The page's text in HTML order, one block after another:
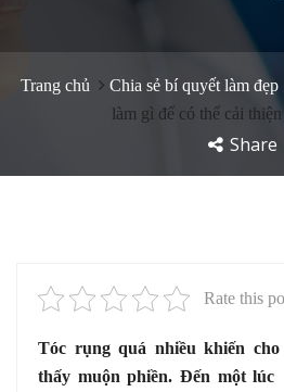
Trang chủ Chia sẻ bí quyết làm đẹp
làm gì để có thể cải
Share
Rate this
Tóc rụng quá nhiều khiến
thấy muộn phiền. Đến một